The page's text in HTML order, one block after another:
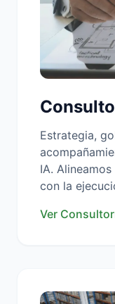
Estrategia,
IA.
con la
Ver